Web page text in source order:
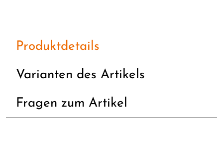
Produktdetails
Varianten des Artikels
Fragen zum Artikel